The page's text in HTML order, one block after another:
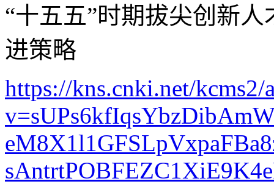
“十五五”时期拔尖创新
进策略
https://kns.cnki.net/kcms2/